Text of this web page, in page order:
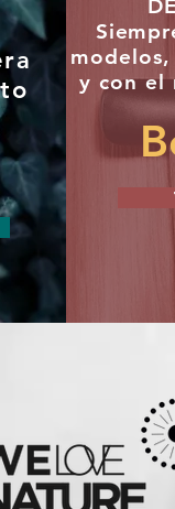
y con el